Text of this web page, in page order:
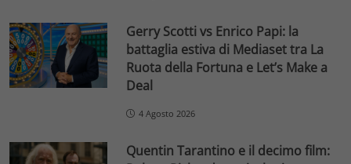
Gerry Scotti vs Enrico Papi: la
battaglia estiva di Mediaset tra La
Ruota della Fortuna e Let’s Make a
Deal
4 Agosto 2026
Quentin Tarantino e il decimo film: